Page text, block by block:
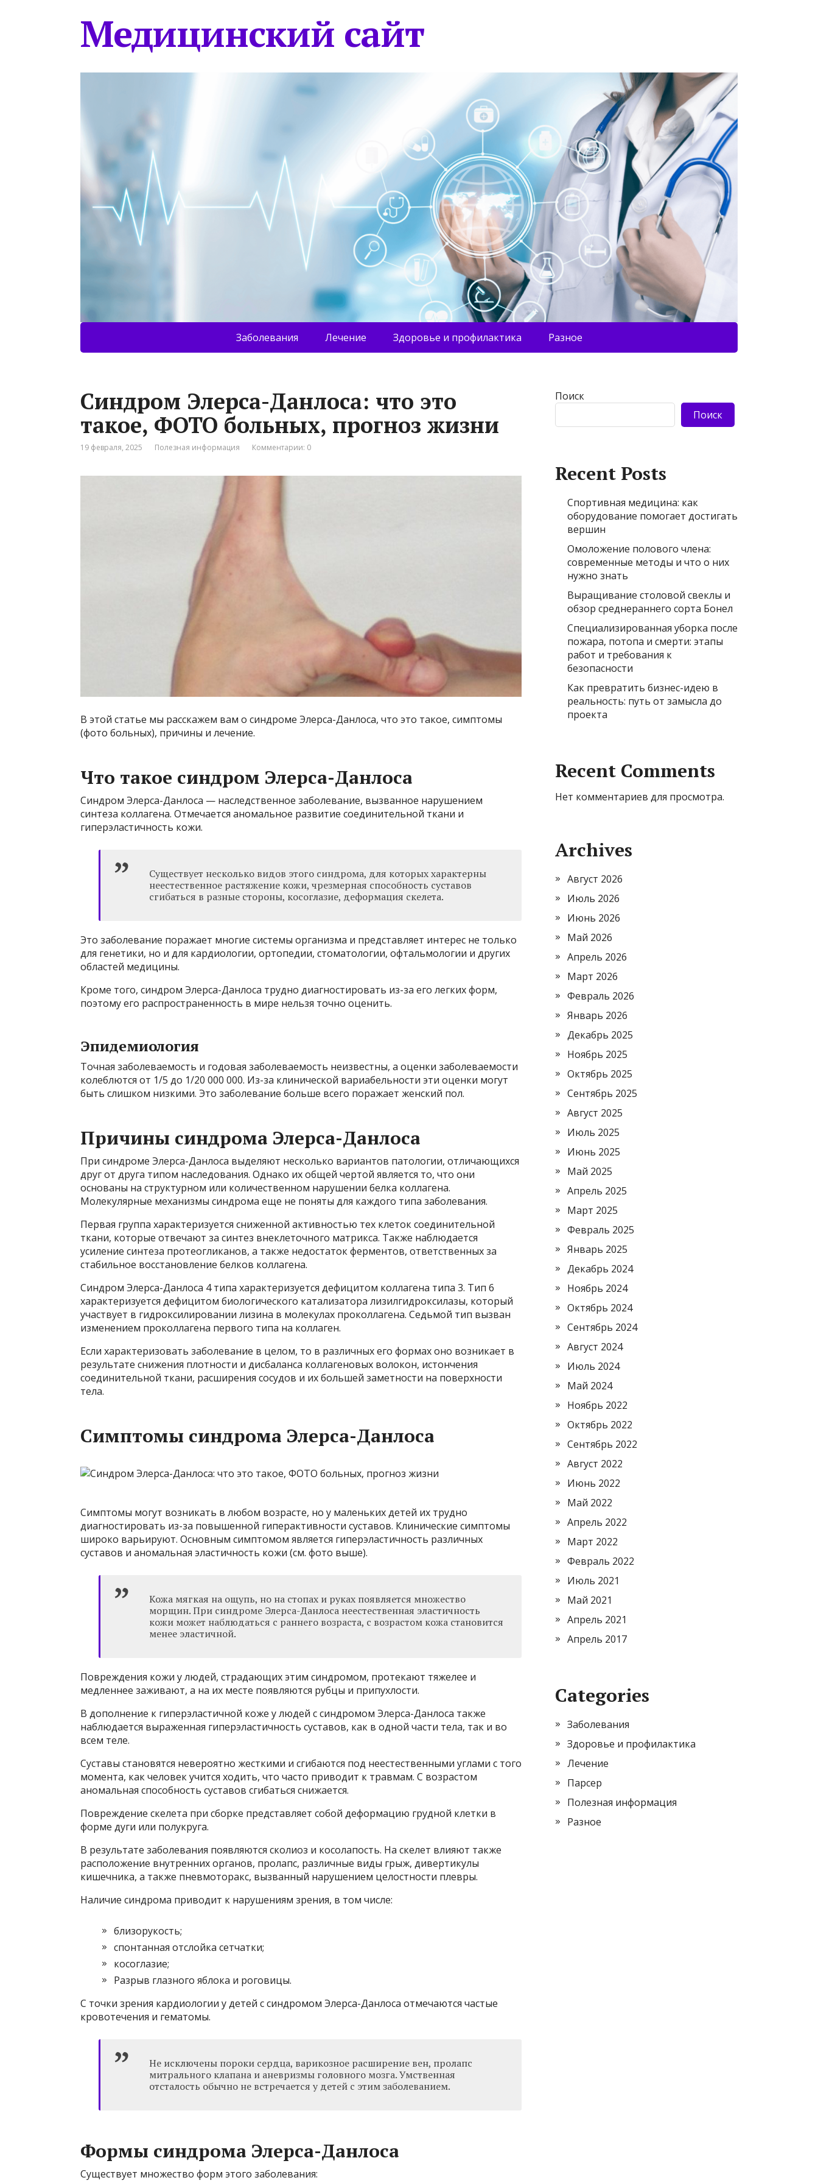
Медицинский сайт
Заболевания Лечение Здоровье и профилактика Разное
Синдром Элерса-Данлоса: что это
такое, ФОТО больных, прогноз жизни
19 февраля, 2025 Полезная информация Комментарии: 0
В этой статье мы расскажем вам о синдроме Элерса-Данлоса, что это такое, симптомы
(фото больных), причины и лечение.
Что такое синдром Элерса-Данлоса
Синдром Элерса-Данлоса — наследственное заболевание, вызванное нарушением
синтеза коллагена. Отмечается аномальное развитие соединительной ткани и
гиперэластичность кожи.
Существует несколько видов этого синдрома, для которых характерны
неестественное растяжение кожи, чрезмерная способность суставов
сгибаться в разные стороны, косоглазие, деформация скелета.
Это заболевание поражает многие системы организма и представляет интерес не только
для генетики, но и для кардиологии, ортопедии, стоматологии, офтальмологии и других
областей медицины.
Кроме того, синдром Элерса-Данлоса трудно диагностировать из-за его легких форм,
поэтому его распространенность в мире нельзя точно оценить.
Эпидемиология
Точная заболеваемость и годовая заболеваемость неизвестны, а оценки заболеваемости
колеблются от 1/5 до 1/20 000 000. Из-за клинической вариабельности эти оценки могут
быть слишком низкими. Это заболевание больше всего поражает женский пол.
Причины синдрома Элерса-Данлоса
При синдроме Элерса-Данлоса выделяют несколько вариантов патологии, отличающихся
друг от друга типом наследования. Однако их общей чертой является то, что они
основаны на структурном или количественном нарушении белка коллагена.
Молекулярные механизмы синдрома еще не поняты для каждого типа заболевания.
Первая группа характеризуется сниженной активностью тех клеток соединительной
ткани, которые отвечают за синтез внеклеточного матрикса. Также наблюдается
усиление синтеза протеогликанов, а также недостаток ферментов, ответственных за
стабильное восстановление белков коллагена.
Синдром Элерса-Данлоса 4 типа характеризуется дефицитом коллагена типа 3. Тип 6
характеризуется дефицитом биологического катализатора лизилгидроксилазы, который
участвует в гидроксилировании лизина в молекулах проколлагена. Седьмой тип вызван
изменением проколлагена первого типа на коллаген.
Если характеризовать заболевание в целом, то в различных его формах оно возникает в
результате снижения плотности и дисбаланса коллагеновых волокон, истончения
соединительной ткани, расширения сосудов и их большей заметности на поверхности
тела.
Симптомы синдрома Элерса-Данлоса
Симптомы могут возникать в любом возрасте, но у маленьких детей их трудно
диагностировать из-за повышенной гиперактивности суставов. Клинические симптомы
широко варьируют. Основным симптомом является гиперэластичность различных
суставов и аномальная эластичность кожи (см. фото выше).
Кожа мягкая на ощупь, но на стопах и руках появляется множество
морщин. При синдроме Элерса-Данлоса неестественная эластичность
кожи может наблюдаться с раннего возраста, с возрастом кожа становится
менее эластичной.
Повреждения кожи у людей, страдающих этим синдромом, протекают тяжелее и
медленнее заживают, а на их месте появляются рубцы и припухлости.
В дополнение к гиперэластичной коже у людей с синдромом Элерса-Данлоса также
наблюдается выраженная гиперэластичность суставов, как в одной части тела, так и во
всем теле.
Суставы становятся невероятно жесткими и сгибаются под неестественными углами с того
момента, как человек учится ходить, что часто приводит к травмам. С возрастом
аномальная способность суставов сгибаться снижается.
Повреждение скелета при сборке представляет собой деформацию грудной клетки в
форме дуги или полукруга.
В результате заболевания появляются сколиоз и косолапость. На скелет влияют также
расположение внутренних органов, пролапс, различные виды грыж, дивертикулы
кишечника, а также пневмоторакс, вызванный нарушением целостности плевры.
Наличие синдрома приводит к нарушениям зрения, в том числе:
близорукость;
спонтанная отслойка сетчатки;
косоглазие;
Разрыв глазного яблока и роговицы.
С точки зрения кардиологии у детей с синдромом Элерса-Данлоса отмечаются частые
кровотечения и гематомы.
Не исключены пороки сердца, варикозное расширение вен, пролапс
митрального клапана и аневризмы головного мозга. Умственная
отсталость обычно не встречается у детей с этим заболеванием.
Формы синдрома Элерса-Данлоса
Существует множество форм этого заболевания:
Поиск
Поиск
Recent Posts
Спортивная медицина: как
оборудование помогает достигать
вершин
Омоложение полового члена:
современные методы и что о них
нужно знать
Выращивание столовой свеклы и
обзор среднераннего сорта Бонел
Специализированная уборка после
пожара, потопа и смерти: этапы
работ и требования к
безопасности
Как превратить бизнес-идею в
реальность: путь от замысла до
проекта
Recent Comments
Нет комментариев для просмотра.
Archives
Август 2026
Июль 2026
Июнь 2026
Май 2026
Апрель 2026
Март 2026
Февраль 2026
Январь 2026
Декабрь 2025
Ноябрь 2025
Октябрь 2025
Сентябрь 2025
Август 2025
Июль 2025
Июнь 2025
Май 2025
Апрель 2025
Март 2025
Февраль 2025
Январь 2025
Декабрь 2024
Ноябрь 2024
Октябрь 2024
Сентябрь 2024
Август 2024
Июль 2024
Май 2024
Ноябрь 2022
Октябрь 2022
Сентябрь 2022
Август 2022
Июнь 2022
Май 2022
Апрель 2022
Март 2022
Февраль 2022
Июль 2021
Май 2021
Апрель 2021
Апрель 2017
Categories
Заболевания
Здоровье и профилактика
Лечение
Парсер
Полезная информация
Разное